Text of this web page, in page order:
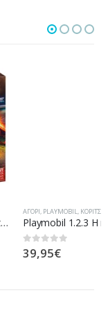
ΚΟΡΊΤΣΙ, PLAYMOBIL
Playmobil 1.2.3 Η κιβωτός του Νώε 6765